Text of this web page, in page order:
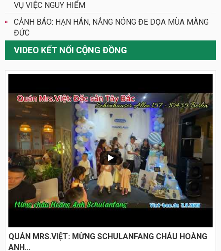
VỤ VIỆC NGUY HIỂM
CẢNH BÁO: HẠN HÁN, NẮNG NÓNG ĐE DỌA MÙA MÀNG
ĐỨC
VIDEO KẾT NỐI CỘNG ĐỒNG
QUÁN MRS.VIỆT: MỪNG SCHULANFANG CHÁU HOÀNG
ANH...